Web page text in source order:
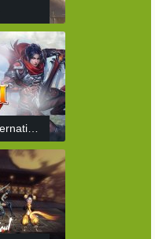
Perfect World International